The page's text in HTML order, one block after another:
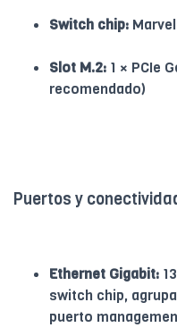
Switch chip:
Slot M.2: 1 × PCIe
recomendado)
Puertos y
Ethernet Gigabit:
switch chip,
puerto